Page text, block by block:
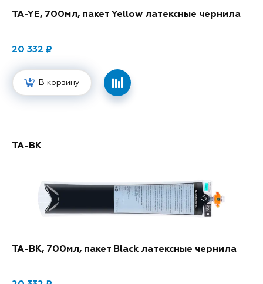
TA-YE, 700мл, пакет Yellow латексные чернила
20 332
В корзину
TA-BK
TA-BK, 700мл, пакет Black латексные чернила